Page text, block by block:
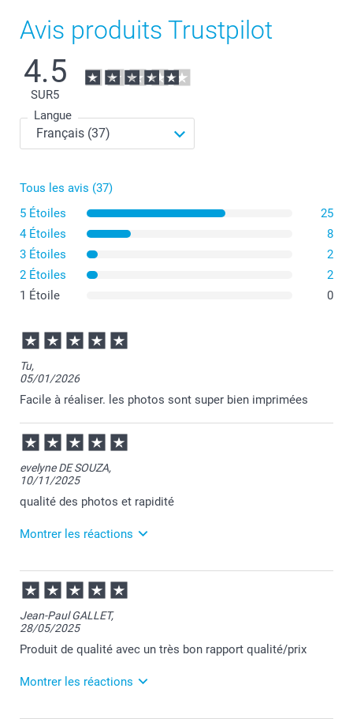
Avis produits Trustpilot
4.5
SUR5
Langue
Tous les avis (37)
5 Étoiles
25
4 Étoiles
8
3 Étoiles
2
2 Étoiles
2
1 Étoile
0
Tu,
05/01/2026
Facile à réaliser. les photos sont super bien imprimées
evelyne DE SOUZA,
10/11/2025
qualité des photos et rapidité
Montrer les réactions
13/11/2025
07:24
Merci Evelyne pour votre commande et pour votre
chouette commentaire.
Je suis heureuse d'apprendre votre satisfaction.
Passez une agréable journée.
Cordialement,
Florence@smartphoto
Jean-Paul GALLET,
28/05/2025
Produit de qualité avec un très bon rapport qualité/prix
Montrer les réactions
28/05/2025